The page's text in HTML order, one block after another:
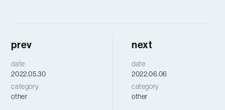
prev
date
2022.05.30
category
other
next
date
2022.06.06
category
other